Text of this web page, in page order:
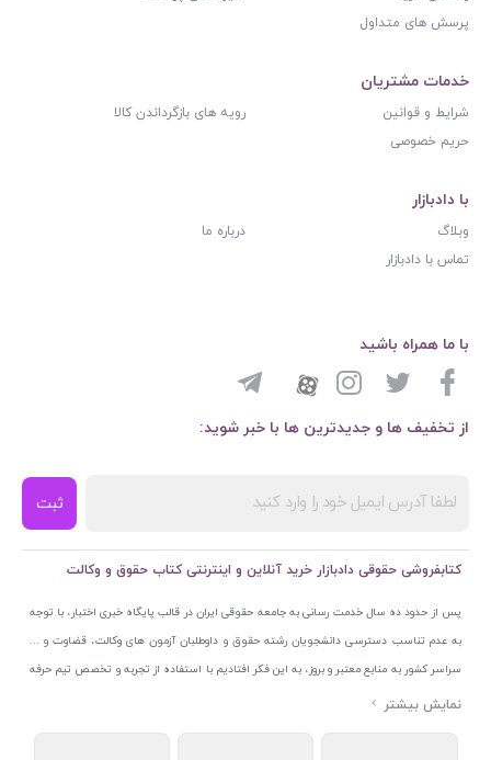
پرسش های متداول
خدمات مشتریان
شرایط و قوانین
رویه های بازگرداندن کالا
حریم خصوصی
با دادبازار
وبلاگ
درباره ما
تماس با دادبازار
از تخفیف ها و جدیدترین ها با خبر شوید:
ثبت
با ما همراه باشید
کتابفروشی حقوقی دادبازار خرید آنلاین و اینترنتی کتاب حقوق و وکالت
پس از حدود ده سال خدمت رسانی به جامعه حقوقی ایران در قالب پایگاه خبری اختبار، با توجه
به عدم تناسب دسترسی دانشجویان رشته حقوق و داوطلبان آزمون های وکالت، قضاوت و ...
سراسر کشور به منابع معتبر و بروز، به این فکر افتادیم با استفاده از تجربه و تخصص تیم حرفه
ای اختبار خدمتی جدید به جامعه حقوقی ایران ارائه کنیم. به این منظور با راه اندازی و تجهیز